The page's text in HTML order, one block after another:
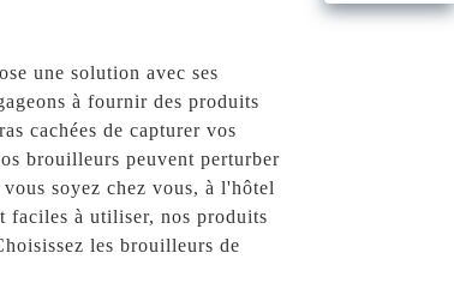
une solution avec ses
à fournir des produits
cachées de capturer vos
brouilleurs peuvent perturber
soyez chez vous, à l'hôtel
faciles à utiliser, nos produits
les brouilleurs de